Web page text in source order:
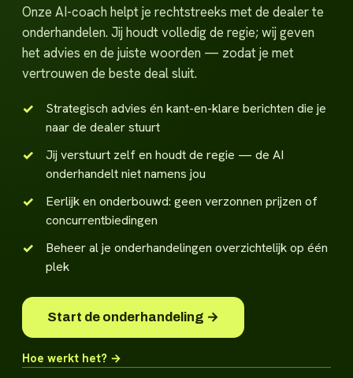
Onze AI-coach helpt je rechtstreeks met de dealer te
onderhandelen. Jij houdt volledig de regie; wij geven
het advies en de juiste woorden — zodat je met
vertrouwen de beste deal sluit.
Strategisch advies én kant-en-klare berichten die je
naar de dealer stuurt
Jij verstuurt zelf en houdt de regie — de AI
onderhandelt niet namens jou
Eerlijk en onderbouwd: geen verzonnen prijzen of
concurrentbiedingen
Beheer al je onderhandelingen overzichtelijk op één
plek
Start de onderhandeling →
Hoe werkt het? →